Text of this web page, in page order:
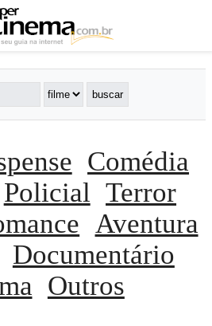
Comédia
Policial Terror
Aventura
Documentário
Outros